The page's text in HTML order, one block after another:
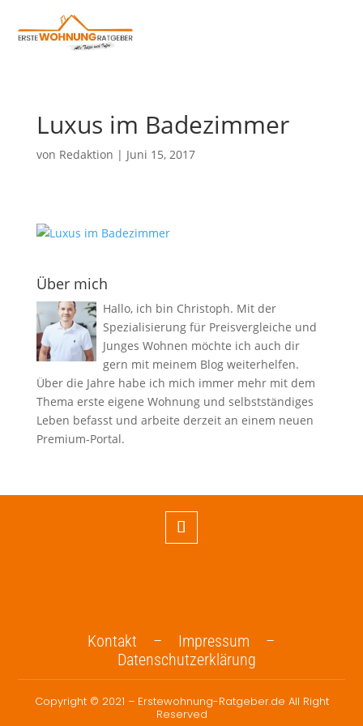
Luxus im Badezimmer
von Redaktion | Juni 15, 2017
Über mich
Hallo, ich bin Christoph. Mit der
Spezialisierung für Preisvergleiche und
Junges Wohnen möchte ich auch dir
gern mit meinem Blog weiterhelfen.
Über die Jahre habe ich mich immer mehr mit dem
Thema erste eigene Wohnung und selbstständiges
Leben befasst und arbeite derzeit an einem neuen
Premium-Portal.
Kontakt – Impressum –
Datenschutzerklärung
Copyright © 2021 – Erstewohnung-Ratgeber.de All Right
Reserved